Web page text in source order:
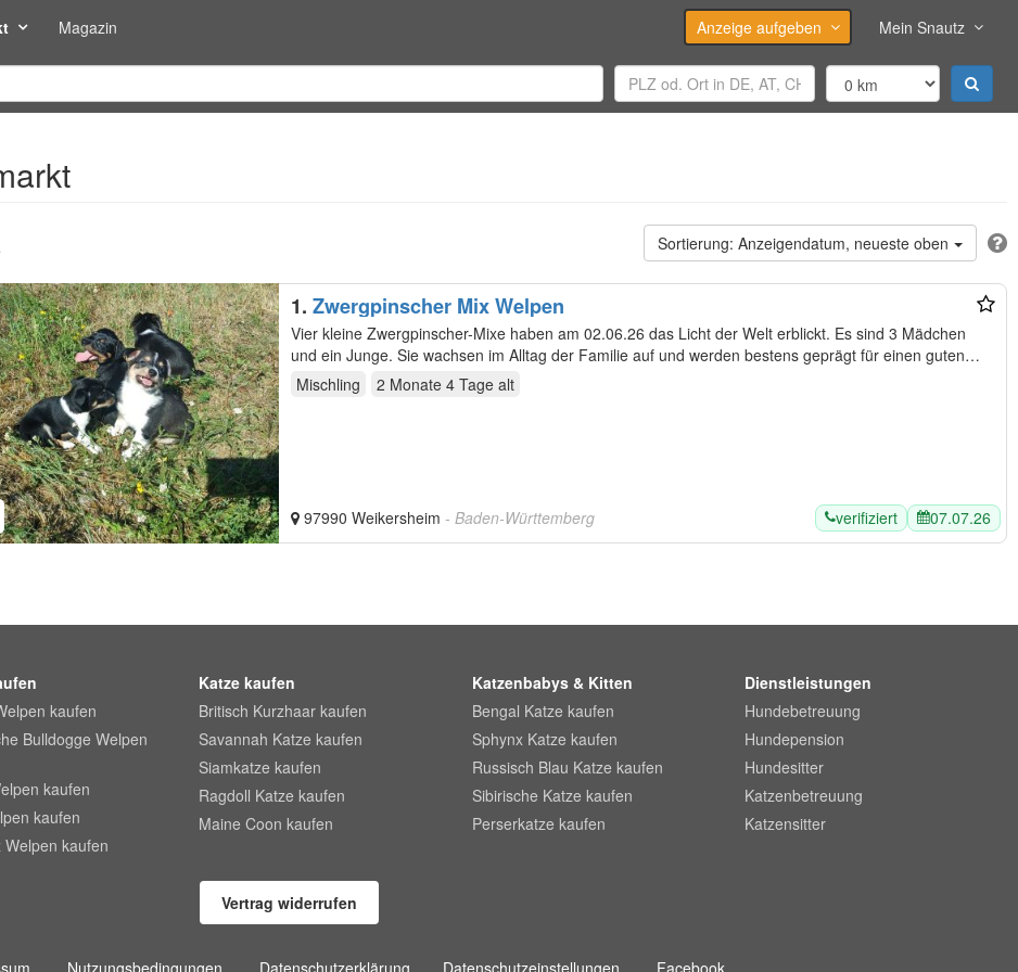
Magazin Anzeige aufgeben Mein Snautz
Anzeigendatum, neueste oben
1. Zwergpinscher Mix Welpen
Vier kleine Zwergpinscher-Mixe haben am 02.06.26 das Licht der Welt erblickt. Es sind 3 Mädchen
und ein Junge. Sie wachsen im Alltag der Familie auf und werden bestens geprägt für einen guten
Start…
Mischling 2 Monate 4 Tage alt
97990 Weikersheim - Baden-Württemberg verifiziert 07.07.26
kaufen
Bulldogge Welpen
kaufen
kaufen
kaufen
Katze kaufen
Britisch Kurzhaar kaufen
Savannah Katze kaufen
Siamkatze kaufen
Ragdoll Katze kaufen
Maine Coon kaufen
Katzenbabys & Kitten
Bengal Katze kaufen
Sphynx Katze kaufen
Russisch Blau Katze kaufen
Sibirische Katze kaufen
Perserkatze kaufen
Dienstleistungen
Hundebetreuung
Hundepension
Hundesitter
Katzenbetreuung
Katzensitter
Vertrag widerrufen
Nutzungsbedingungen Datenschutzerklärung Datenschutzeinstellungen Facebook